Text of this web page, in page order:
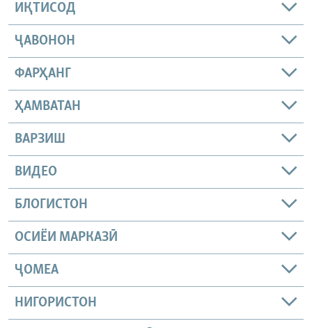
ИҚТИСОД
ҶАВОНОН
ФАРҲАНГ
ҲАМВАТАН
ВАРЗИШ
ВИДЕО
БЛОГИСТОН
ОСИЁИ МАРКАЗӢ
ҶОМEА
НИГОРИСТОН